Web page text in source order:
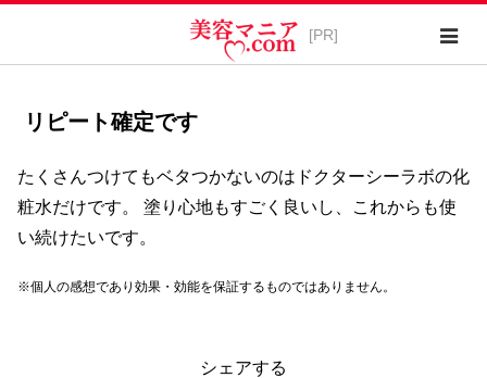
リピート確定です
たくさんつけてもベタつかないのはドクターシーラボの化
粧水だけです。 塗り心地もすごく良いし、これからも使
い続けたいです。
※個人の感想であり効果・効能を保証するものではありません。
シェアする